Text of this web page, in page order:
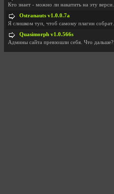
Кто знает - можно ли накатить на эту версию моды?
Ostranauts v1.0.0.7a
Я слишком туп, чтоб самому плагин собрать. И что-т
Quasimorph v1.0.566s
Админы сайта превзошли себя. Что дальше? Засунь се